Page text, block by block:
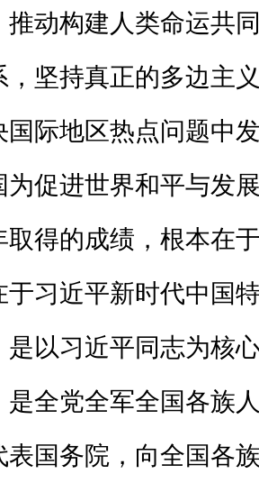
推动构建人类命运共
，坚持真正的多边主
国际地区热点问题中
为促进世界和平与发
取得的成绩，根本在
于习近平新时代中国
是以习近平同志为核
是全党全军全国各族
表国务院，向全国各